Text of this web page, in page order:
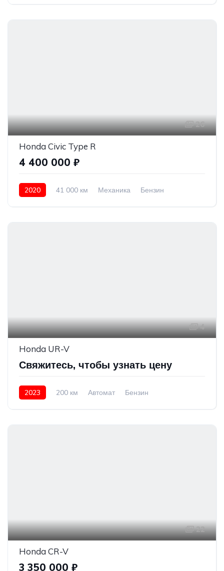
26
Honda Civic Type R
4 400 000 ₽
2020 41 000 км Механика
Бензин
4
Honda UR-V
Свяжитесь, чтобы узнать цену
2023 200 км Автомат
Бензин
22
Honda CR-V
3 350 000 ₽